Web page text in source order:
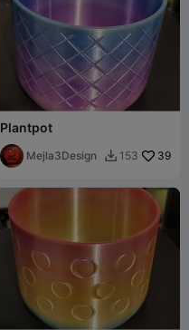
Plantpot
Mejla3Design  153 39